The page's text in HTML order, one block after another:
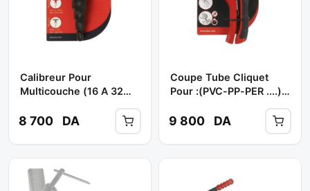
Calibreur Pour
Multicouche (16 A 32
VIRAX
8 700 DA
Coupe Tube Cliquet
Pour :(PVC-PP-PER ....)
215090 ** VIRAX
9 800 DA